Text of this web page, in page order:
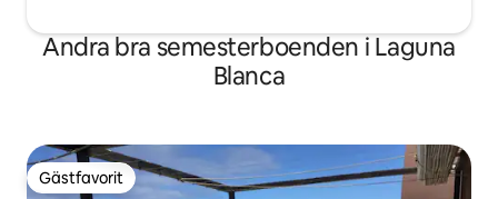
Andra bra semesterboenden i Laguna
Blanca
Gästfavorit
Gästfavorit